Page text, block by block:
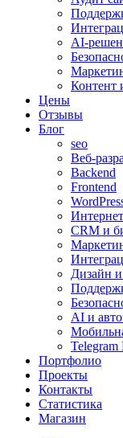
AI-
Контент
Цены
Отзывы
Блог
seo
Веб-
Backend
Frontend
CRM и
Дизайн
AI и
Портфолио
Проекты
Контакты
Статистика
Магазин